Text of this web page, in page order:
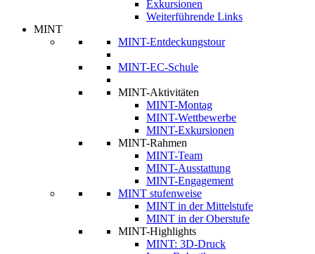
Exkursionen
Weiterführende Links
MINT
MINT-Entdeckungstour
MINT-EC-Schule
MINT-Aktivitäten
MINT-Montag
MINT-Wettbewerbe
MINT-Exkursionen
MINT-Rahmen
MINT-Team
MINT-Ausstattung
MINT-Engagement
MINT stufenweise
MINT in der Mittelstufe
MINT in der Oberstufe
MINT-Highlights
MINT: 3D-Druck